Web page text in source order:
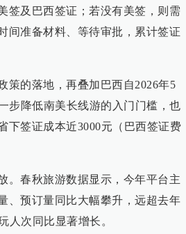
签及巴西签证；若没有美签，则需
间准备材料、等待审批，累计签证
策的落地，再叠加巴西自2026年5
步降低南美长线游的入门门槛，也
下签证成本近3000元（巴西签证费
。春秋旅游数据显示，今年平台主
、预订量同比大幅攀升，远超去年
人次同比显著增长。